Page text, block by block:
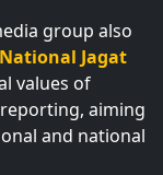
group also
National Jagat
values of
aiming
and national